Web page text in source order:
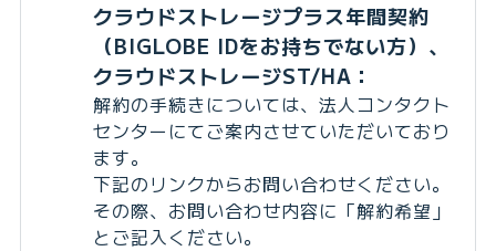
クラウドストレージプラス年間契約
（BIGLOBE IDをお持ちでない方）、
クラウドストレージST/HA：
解約の手続きについては、法人コンタクト
センターにてご案内させていただいており
ます。
下記のリンクからお問い合わせください。
その際、お問い合わせ内容に「解約希望」
とご記入ください。